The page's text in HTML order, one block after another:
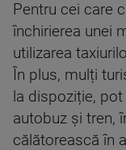
Pentru cei care
închirierea unei
utilizarea
În plus, mulți
la dispoziție,
autobuz și tren,
călătorească în